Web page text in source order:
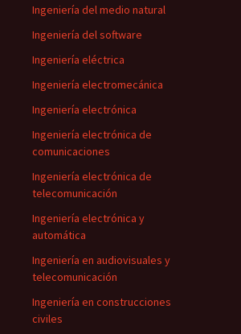
Ingeniería del medio natural
Ingeniería del software
Ingeniería eléctrica
Ingeniería electromecánica
Ingeniería electrónica
Ingeniería electrónica de
comunicaciones
Ingeniería electrónica de
telecomunicación
Ingeniería electrónica y
automática
Ingeniería en audiovisuales y
telecomunicación
Ingeniería en construcciones
civiles